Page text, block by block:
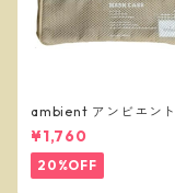
ambient アンビエント
ケース ベージュ
¥1,760
20%OFF